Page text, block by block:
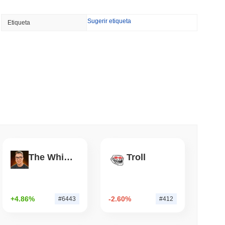
Ley GENIUS se Retrasan...
quieren quemar recompensas de
staking al 50%
Etiqueta Sugerir etiqueta
The White Bull
+4.86% #6443
Troll
-2.60% #412